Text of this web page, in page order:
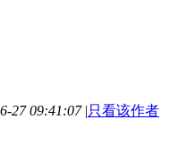
27 09:41:07 |只看该作者